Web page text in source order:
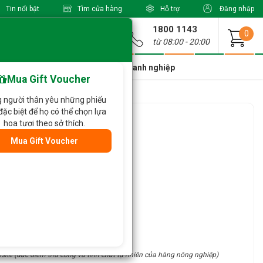
Tin nổi bật Tìm cửa hàng Hỗ trợ Đăng nhập
1800 1143
từ 08:00 - 20:00
0
Dành cho doanh nghiệp
833
(đặc điểm thủ công và tính chất tự nhiên của hàng nông nghiệp)
Mua Gift Voucher
người thân yêu những phiếu
biệt để họ có thể chọn lựa
hoa tươi theo sở thích.
Mua Gift Voucher